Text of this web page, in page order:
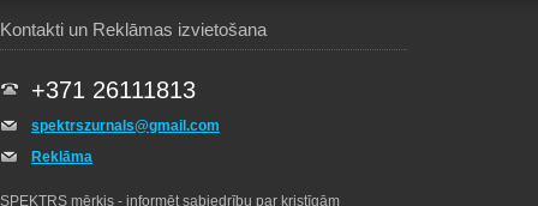
Kontakti un Reklāmas izvietošana
+371 26111813
spektrszurnals@gmail.com
Reklāma
SPEKTRS mērķis - informēt sabiedrību par kristīgām